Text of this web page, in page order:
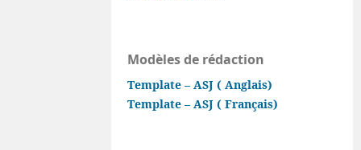
Modèles de rédaction
Template – ASJ ( Anglais)
Template – ASJ ( Français)